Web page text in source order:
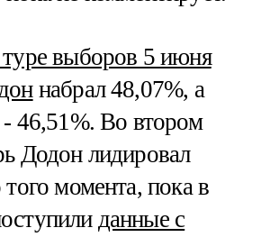
выборов 5 июня
набрал 48,07%, а
46,51%. Во втором
Додон лидировал
того момента, пока в
данные с